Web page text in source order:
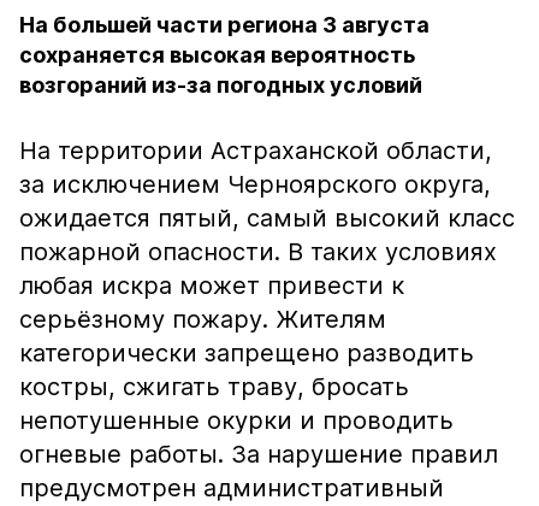
На большей части региона 3 августа
сохраняется высокая вероятность
возгораний из-за погодных условий
На территории Астраханской области,
за исключением Черноярского округа,
ожидается пятый, самый высокий класс
пожарной опасности. В таких условиях
любая искра может привести к
серьёзному пожару. Жителям
категорически запрещено разводить
костры, сжигать траву, бросать
непотушенные окурки и проводить
огневые работы. За нарушение правил
предусмотрен административный